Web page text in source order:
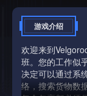
游戏介绍
欢迎来到
班。您的工作似
决定可以通过系
络，搜索货物数